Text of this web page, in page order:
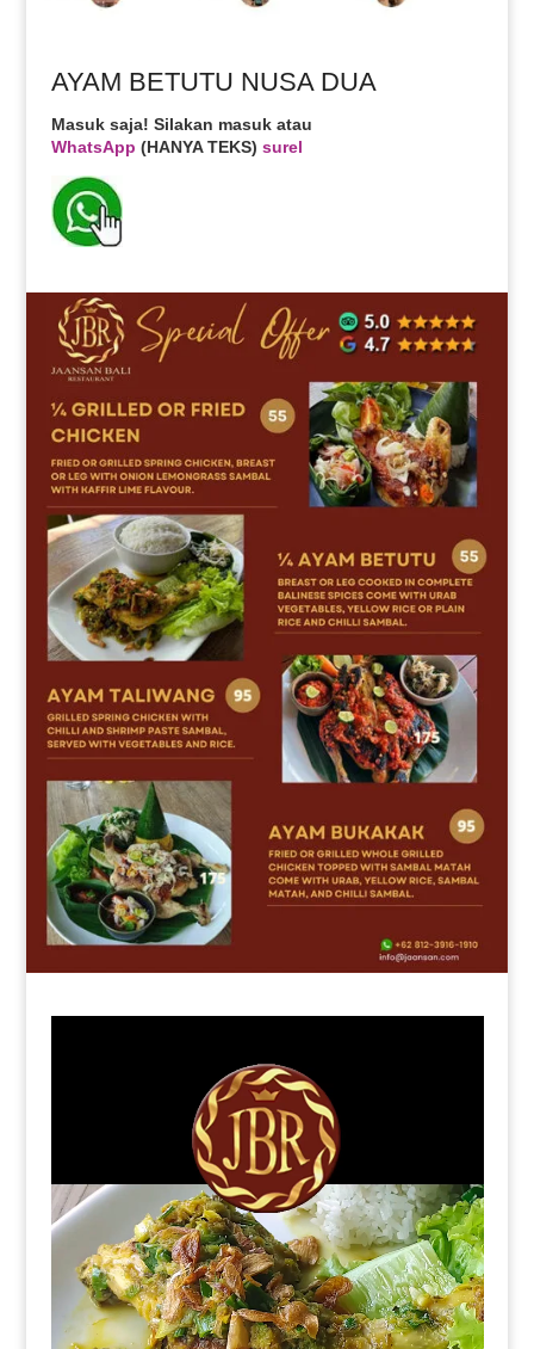
AYAM BETUTU NUSA DUA
Masuk saja! Silakan masuk atau
WhatsApp (HANYA TEKS) surel